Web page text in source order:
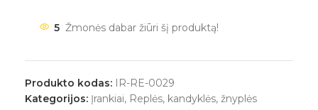
5 Žmonės dabar žiūri šį produktą!
Produkto kodas: IR-RE-0029
Kategorijos: Įrankiai, Replės, kandyklės, žnyplės